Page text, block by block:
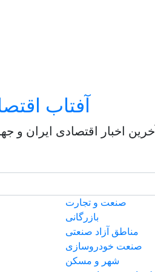
آفتاب
آخرین اخبار اقتصادی ایران و
صنعت و تجارت
بازرگانی
مناطق آزاد صنعتی
صنعت خودروسازی
شهر و مسکن